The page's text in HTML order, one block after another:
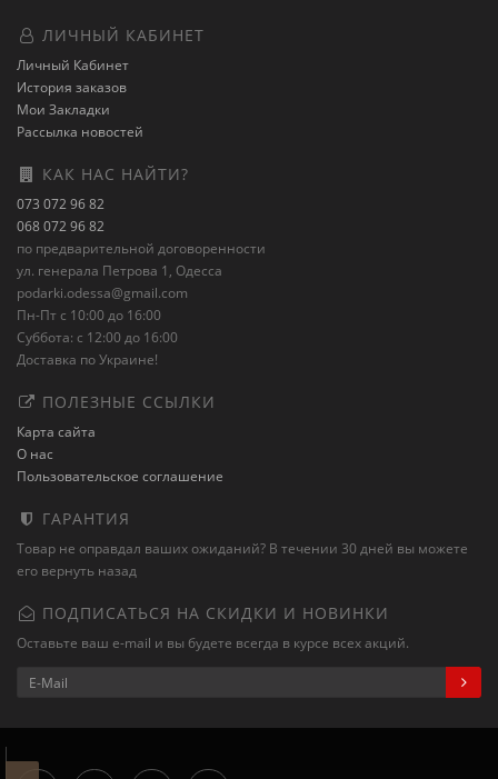
ЛИЧНЫЙ КАБИНЕТ
Личный Кабинет
История заказов
Мои Закладки
Рассылка новостей
КАК НАС НАЙТИ?
073 072 96 82
068 072 96 82
по предварительной договоренности
ул. генерала Петрова 1, Одесса
podarki.odessa@gmail.com
Пн-Пт с 10:00 до 16:00
Суббота: с 12:00 до 16:00
Доставка по Украине!
ПОЛЕЗНЫЕ ССЫЛКИ
Карта сайта
О нас
Пользовательское соглашение
ГАРАНТИЯ
Товар не оправдал ваших ожиданий? В течении 30 дней вы можете
его вернуть назад
ПОДПИСАТЬСЯ НА СКИДКИ И НОВИНКИ
Оставьте ваш e-mail и вы будете всегда в курсе всех акций.